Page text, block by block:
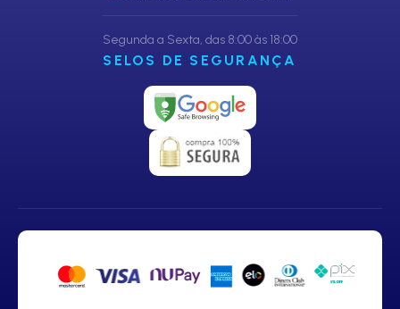
Segunda a Sexta, das 8:00 às 18:00
SELOS DE SEGURANÇA